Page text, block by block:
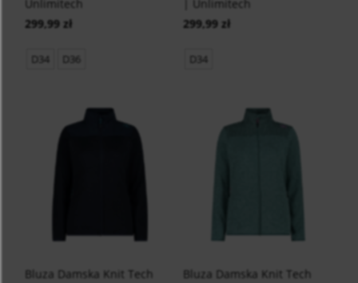
Unlimitech
299,99 zł
D34 D36
| Unlimitech
299,99 zł
D34
Bluza Damska Knit Tech
Bluza Damska Knit Tech